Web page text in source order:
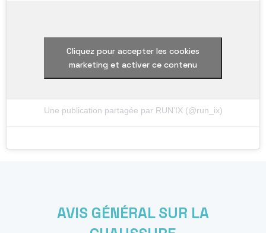
Une publication partagée par RUN’IX (@run_ix)
Cliquez pour accepter les cookies
marketing et activer ce contenu
AVIS GÉNÉRAL SUR LA